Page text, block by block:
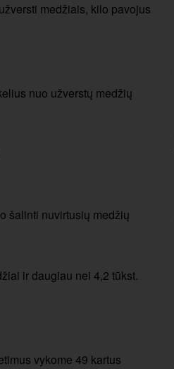
medžiais, kilo pavojus
nuo užverstų medžių
šalinti nuvirtusių medžių
ir daugiau nei 4,2 tūkst.
vykome 49 kartus